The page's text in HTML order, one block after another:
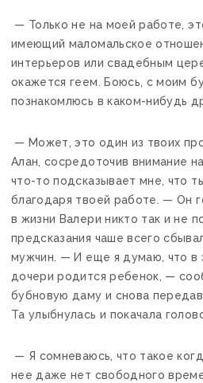
— Только не на моей работе,
имеющий маломальское
интерьеров или свадебным
окажется геем. Боюсь, с моим
познакомлюсь в каком-нибудь
— Может, это один из твоих
Алан, сосредоточив внимание
что-то подсказывает мне, что
благодаря твоей работе. — Он
в жизни Валери никто так и не
предсказания чаше всего
мужчин. — И еще я думаю, что в
дочери родится ребенок, —
бубновую даму и снова
Та улыбнулась и покачала
— Я сомневаюсь, что такое
нее даже нет свободного